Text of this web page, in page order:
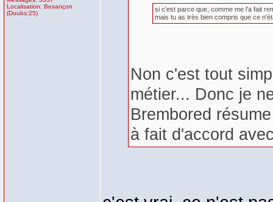
Localisation: Besançon
(Doubs:25)
si c'est parce que, comme me l'a fait
mais tu as très bien compris que ce
Non c'est tout
métier... Donc je
Brembored
à fait d'accord